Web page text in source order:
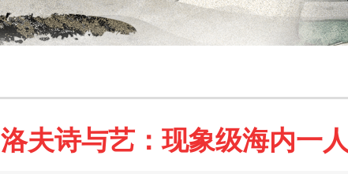
洛夫诗与艺：现象级海内一人